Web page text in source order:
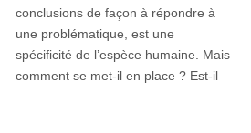
conclusions de façon à répondre à
une problématique, est une
spécificité de l’espèce humaine. Mais
comment se met-il en place ? Est-il